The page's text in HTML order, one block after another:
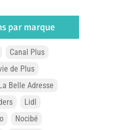
par marque
Canal Plus
de Plus
Belle Adresse
Lidl
Nocibé